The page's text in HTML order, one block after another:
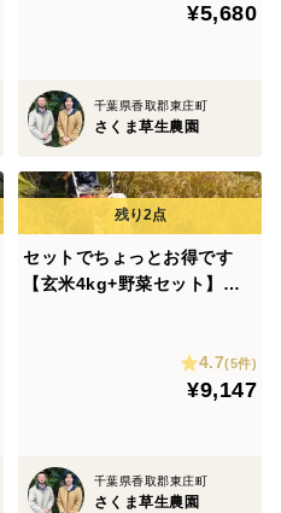
¥5,680
千葉県香取郡東庄町
さくま草生農園
セットでちょっとお得です
【玄米4kg+野菜セット】昭
4.7(5件)
¥9,147
千葉県香取郡東庄町
さくま草生農園